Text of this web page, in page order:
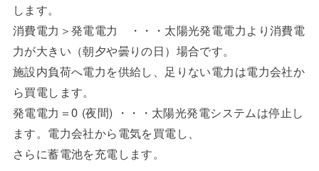
します。
消費電力＞発電電力 ・・・太陽光発電電力より消費電
力が大きい（朝夕や曇りの日）場合です。
施設内負荷へ電力を供給し、足りない電力は電力会社か
ら買電します。
発電電力＝0 (夜間) ・・・太陽光発電システムは停止し
ます。電力会社から電気を買電し、
さらに蓄電池を充電します。